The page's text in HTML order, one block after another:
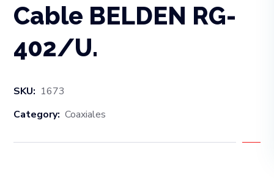
Cable BELDEN RG-
402/U.
SKU: 1673
Category: Coaxiales